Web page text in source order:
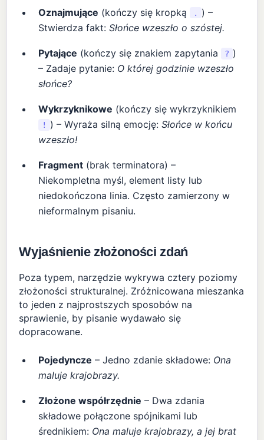
Oznajmujące (kończy się kropką .
) –
Stwierdza fakt: Słońce wzeszło o szóstej.
Pytające (kończy się znakiem zapytania ? )
– Zadaje pytanie: O której godzinie wzeszło
słońce?
Wykrzyknikowe (kończy się wykrzyknikiem
! ) – Wyraża silną emocję:Słońce w końcu
wzeszło!
Fragment(brak terminatora) –
Niekompletna myśl, element listy lub
niedokończona linia. Często zamierzony w
nieformalnym pisaniu.
Wyjaśnienie złożoności zdań
Poza typem, narzędzie wykrywa cztery poziomy
złożoności strukturalnej. Zróżnicowana mieszanka
to jeden z najprostszych sposobów na
sprawienie, by pisanie wydawało się
dopracowane.
Pojedyncze – Jedno zdanie składowe: Ona
maluje krajobrazy.
Złożone współrzędnie – Dwa zdania
składowe połączone spójnikami lub
średnikiem: Ona maluje krajobrazy, a jej brat